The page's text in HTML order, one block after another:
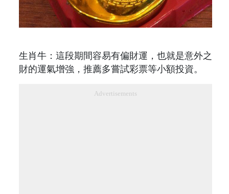
生肖牛：這段期間容易有偏財運，也就是意外之
財的運氣增強，推薦多嘗試彩票等小額投資。
Advertisements